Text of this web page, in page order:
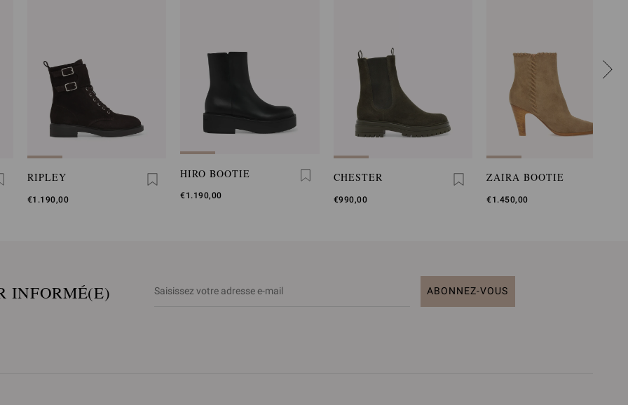
RIPLEY
€1.190,00
HIRO BOOTIE
€1.190,00
CHESTER
€990,00
ZAIRA BOOTIE
€1.450,00
INFORMÉ(E) ABONNEZ-VOUS